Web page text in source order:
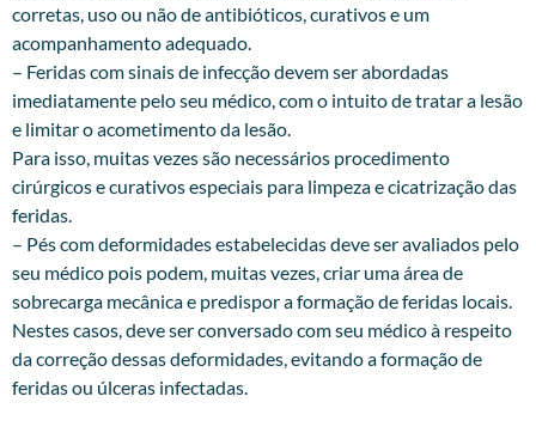
corretas, uso ou não de antibióticos, curativos e um
acompanhamento adequado.
– Feridas com sinais de infecção devem ser abordadas
imediatamente pelo seu médico, com o intuito de tratar a lesão
e limitar o acometimento da lesão.
Para isso, muitas vezes são necessários procedimento
cirúrgicos e curativos especiais para limpeza e cicatrização das
feridas.
– Pés com deformidades estabelecidas deve ser avaliados pelo
seu médico pois podem, muitas vezes, criar uma área de
sobrecarga mecânica e predispor a formação de feridas locais.
Nestes casos, deve ser conversado com seu médico à respeito
da correção dessas deformidades, evitando a formação de
feridas ou úlceras infectadas.